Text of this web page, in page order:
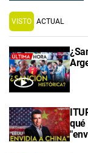
VISTO ACTUAL
qué